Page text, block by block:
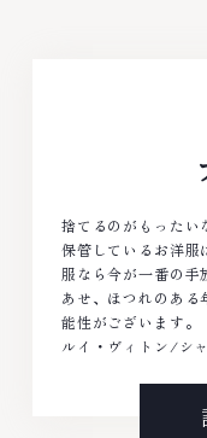
捨てるのがもったい
保管しているお洋服
服なら今が一番の手
あせ、ほつれのある
能性がございます。
ルイ・ヴィトン/シ